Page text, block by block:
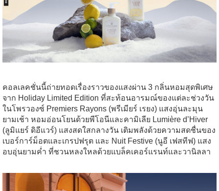
คอลเลคชั่นนี้ถ่ายทอดเรื่องราวของแสงผ่าน 3 กลิ่นหอมสุดพิเศษ
จาก Holiday Limited Edition ที่สะท้อนอารมณ์ของแต่ละช่วงวัน
ในโพรวองซ์ Premiers Rayons (พรีเมียร์ เรยง) แสงอุ่นละมุน
ยามเช้า หอมอ่อนโยนด้วยพีโอนีและคามิเลีย Lumière d’Hiver
(ลูมิแยร์ ดิอีแวร์) แสงสดใสกลางวัน เติมพลังด้วยความสดชื่นของ
เบอร์การ์ม็อตและเกรปฟรุต และ Nuit Festive (นูอี เฟสทีฟ) แสง
อบอุ่นยามค่ำ ที่ชวนหลงใหลด้วยแบล็คเคอร์แรนท์และวานิลลา